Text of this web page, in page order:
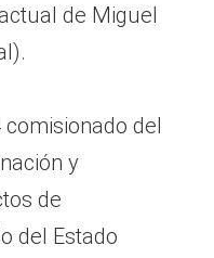
de Miguel
del
y
de
del Estado